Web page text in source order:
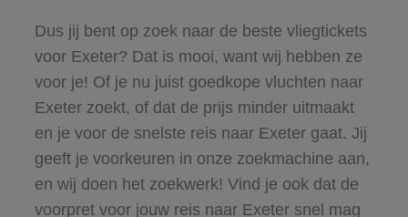
Dus jij bent op zoek naar de beste vliegtickets
voor Exeter? Dat is mooi, want wij hebben ze
voor je! Of je nu juist goedkope vluchten naar
Exeter zoekt, of dat de prijs minder uitmaakt
en je voor de snelste reis naar Exeter gaat. Jij
geeft je voorkeuren in onze zoekmachine aan,
en wij doen het zoekwerk! Vind je ook dat de
voorpret voor jouw reis naar Exeter snel mag